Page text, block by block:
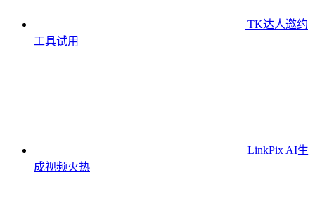
TK达人邀约
工具试用
LinkPix AI生
成视频火热